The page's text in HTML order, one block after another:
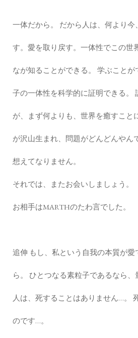
一体だから。 だから人は、何より
す。愛を取り戻す。一体性でこの世
なが知ることができる。 学ぶこと
子の一体性を科学的に証明できる。
が、まず何よりも、世界を癒すこと
が沢山生まれ、問題がどんどんやん
想えてなりません。
それでは、またお会いしましょう。
お相手はMARTHのたわ言でした。
追伸 もし、私という自我の本質が
ら。 ひとつなる素粒子であるなら、
人は、死することはありません…。
のです…。